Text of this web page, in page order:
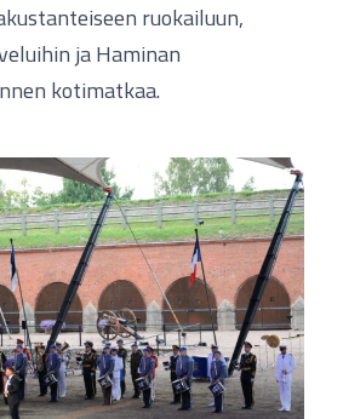
ruokailuun,
ja Haminan
kotimatkaa.